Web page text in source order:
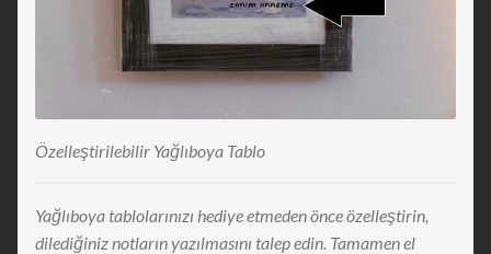
Özelleştirilebilir Yağlıboya Tablo
Yağlıboya tablolarınızı hediye etmeden önce özelleştirin,
dilediğiniz notların yazılmasını talep edin. Tamamen el